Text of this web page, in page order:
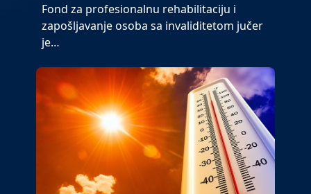
Fond za profesionalnu rehabilitaciju i
zapošljavanje osoba sa invaliditetom jučer
je…